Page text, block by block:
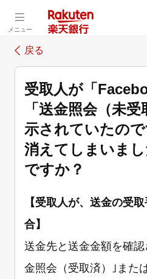
メニュー
戻る
受取人が「
「送金照会（未
示されていたの
消えてしまいま
ですか？
【受取人が、送金の受
合】
送金先と送金金額を確
金照会（受取済）｣また